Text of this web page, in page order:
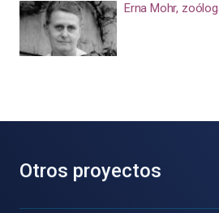
Erna Mohr,
Otros proyectos